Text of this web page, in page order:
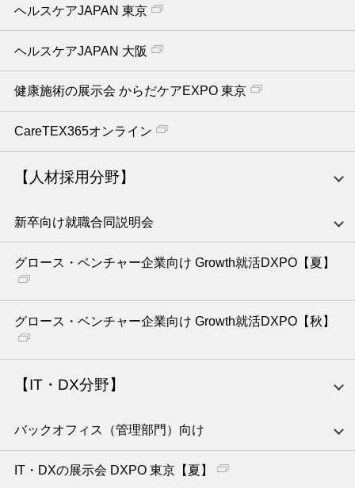
ヘルスケアJAPAN 東京
ヘルスケアJAPAN 大阪
健康施術の展示会 からだケアEXPO 東京
CareTEX365オンライン
【人材採用分野】
新卒向け就職合同説明会
グロース・ベンチャー企業向け Growth就活DXPO【夏】
グロース・ベンチャー企業向け Growth就活DXPO【秋】
【IT・DX分野】
バックオフィス（管理部門）向け
IT・DXの展示会 DXPO 東京【夏】